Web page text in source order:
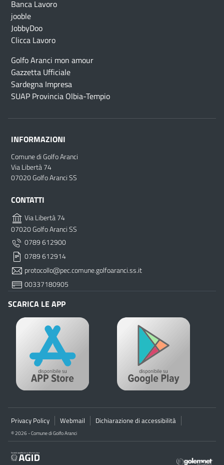
Banca Lavoro
jooble
JobbyDoo
Clicca Lavoro
Golfo Aranci mon amour
Gazzetta Ufficiale
Sardegna Impresa
SUAP Provincia Olbia-Tempio
INFORMAZIONI
Comune di Golfo Aranci
Via Libertà 74
07020 Golfo Aranci SS
CONTATTI
Via Libertà 74
07020 Golfo Aranci SS
0789 612900
0789 612914
protocollo@pec.comune.golfoaranci.ss.it
00337180905
SCARICA LE APP
Privacy Policy Webmail Dichiarazione di accessibilità
© 2026 - Comune di Golfo Aranci